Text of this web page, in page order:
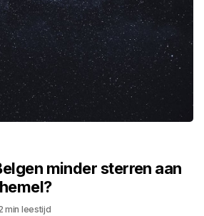
minder sterren aan
min leestijd